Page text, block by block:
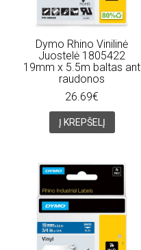
Dymo Rhino Vinilinė
Juostelė 1805422
19mm x 5.5m baltas ant
raudonos
26.69€
Į KREPŠELĮ